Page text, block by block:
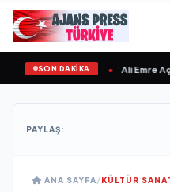
SON DAKİKA
“ yayımlandı Ali Emre
PAYLAŞ:
ANA SAYFA/KÜLTÜR